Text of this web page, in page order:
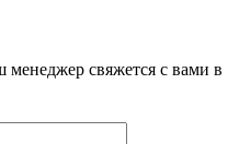
менеджер свяжется с вами в